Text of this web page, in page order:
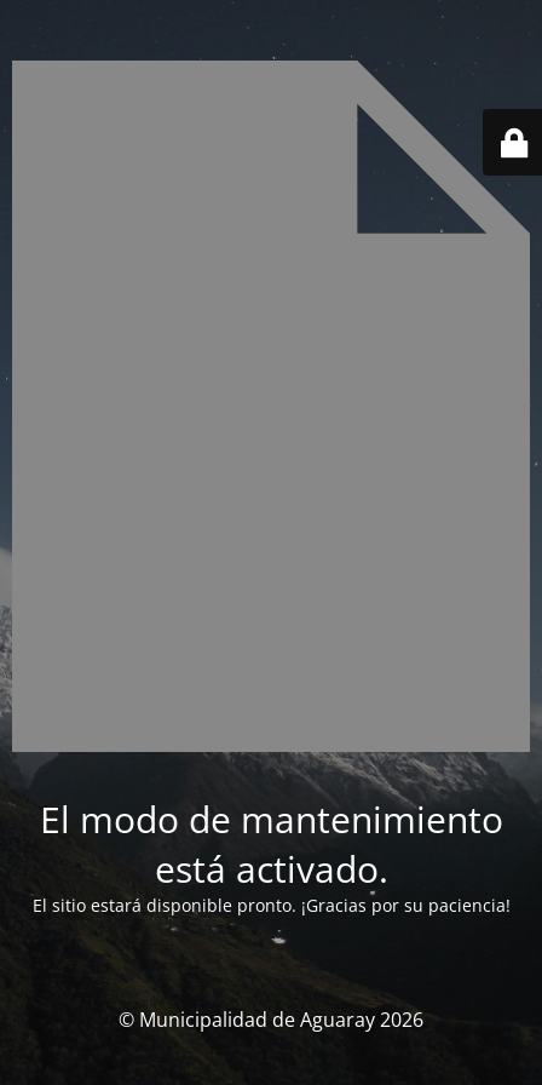
El modo de mantenimiento
está activado.
El sitio estará disponible pronto. ¡Gracias por su paciencia!
© Municipalidad de Aguaray 2026